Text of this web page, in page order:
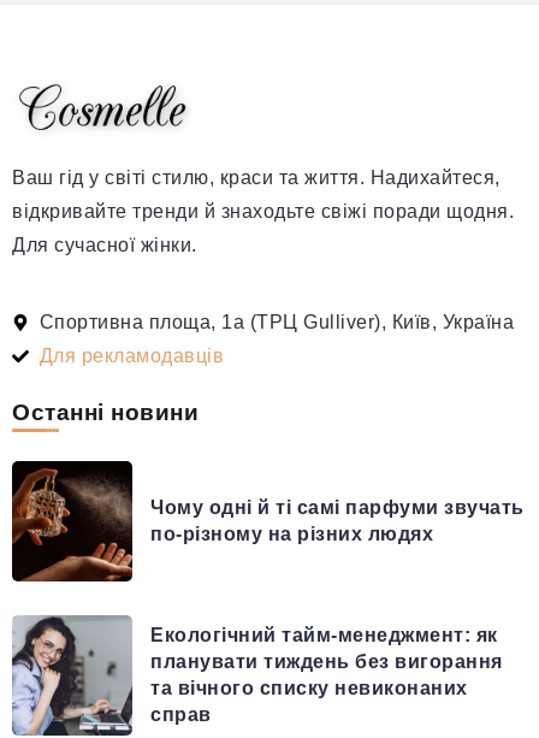
Ваш гід у світі стилю, краси та життя. Надихайтеся,
відкривайте тренди й знаходьте свіжі поради щодня.
Для сучасної жінки.
Спортивна площа, 1а (ТРЦ Gulliver), Київ, Україна
Для рекламодавців
Останні новини
Чому одні й ті самі парфуми звучать
по-різному на різних людях
Екологічний тайм-менеджмент: як
планувати тиждень без вигорання
та вічного списку невиконаних
справ